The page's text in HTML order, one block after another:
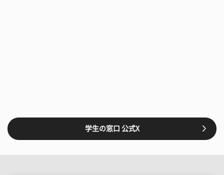
学生の窓口 公式X